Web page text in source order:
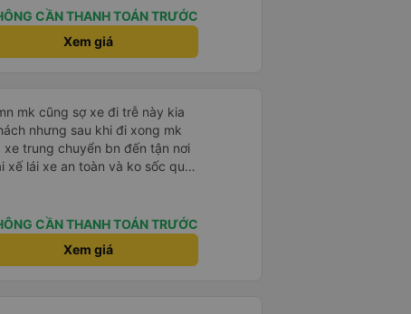
CẦN THANH TOÁN TRƯỚC
Xem giá
mk cũng sợ xe đi trễ này kia
nhưng sau khi đi xong mk
xe trung chuyển bn đến tận nơi
xế lái xe an toàn và ko sốc quá
đáo nchung mk có đi sg vẫn
CẦN THANH TOÁN TRƯỚC
Xem giá